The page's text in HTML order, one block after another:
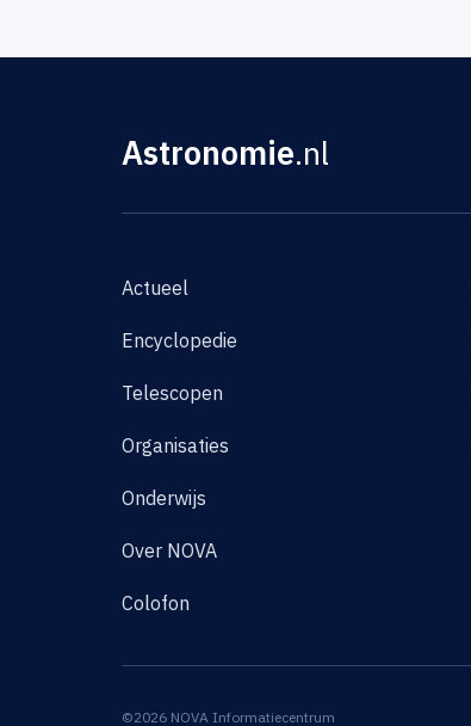
Astronomie.nl
Actueel
Encyclopedie
Telescopen
Organisaties
Onderwijs
Over NOVA
Colofon
©2026 NOVA Informatiecentrum